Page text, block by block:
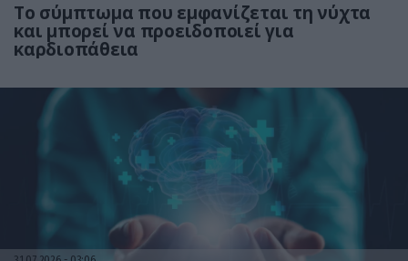
Το σύμπτωμα που εμφανίζεται τη νύχτα
και μπορεί να προειδοποιεί για
καρδιοπάθεια